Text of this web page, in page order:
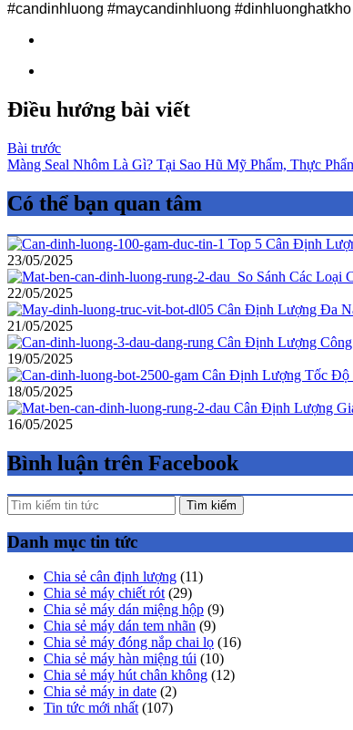
#candinhluong #maycandinhluong
Điều hướng bài viết
Bài trước
Màng Seal Nhôm Là Gì? Tại Sao Hũ Mỹ Phẩm, Thực
Có thể bạn quan tâm
Top 5 Cân Định
23/05/2025
So Sánh Các Loại
22/05/2025
Cân Định Lượng Đa
21/05/2025
Cân Định Lượng
19/05/2025
Cân Định Lượng Tốc Độ
18/05/2025
Cân Định Lượng
16/05/2025
Bình luận trên Facebook
Tìm kiếm
Danh mục tin tức
Chia sẻ cân định lượng (11)
Chia sẻ máy chiết rót (29)
Chia sẻ máy dán miệng hộp (9)
Chia sẻ máy dán tem nhãn (9)
Chia sẻ máy đóng nắp chai lọ (16)
Chia sẻ máy hàn miệng túi (10)
Chia sẻ máy hút chân không (12)
Chia sẻ máy in date (2)
Tin tức mới nhất (107)